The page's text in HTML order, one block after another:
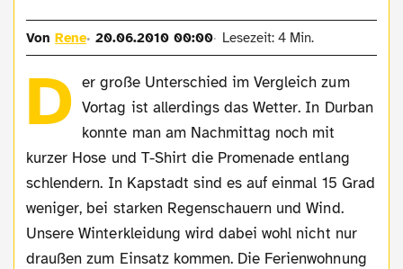
VonRene 20.06.2010 00:00 Lesezeit: 4 Min.
D er große Unterschied im Vergleich zum
Vortag ist allerdings das Wetter. In Durban
konnte man am Nachmittag noch mit
kurzer Hose und T-Shirt die Promenade entlang
schlendern. In Kapstadt sind es auf einmal 15 Grad
weniger, bei starken Regenschauern und Wind.
Unsere Winterkleidung wird dabei wohl nicht nur
draußen zum Einsatz kommen. Die Ferienwohnung